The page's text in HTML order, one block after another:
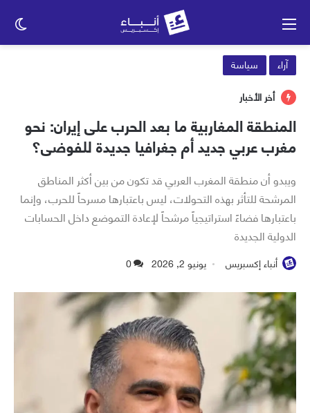
آراء
سياسة
أخر الأخبار
المنطقة المغاربية ما بعد الحرب على إيران: نحو
مغرب عربي جديد أم جغرافيا جديدة للفوضى؟
ويبدو أن منطقة المغرب العربي قد تكون من بين أكثر المناطق
المرشحة للتأثر بهذه التحولات، ليس باعتبارها مسرحاً للحرب، وإنما
باعتبارها فضاءً استراتيجياً مرشحاً لإعادة التموضع داخل الحسابات
الدولية الجديدة
أنباء إكسبريس يونيو 2, 2026 0